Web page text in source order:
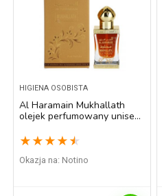
HIGIENA OSOBISTA
Al Haramain Mukhallath
olejek perfumowany unisex
★ ★ ★ ★ ★
Okazja na: Notino